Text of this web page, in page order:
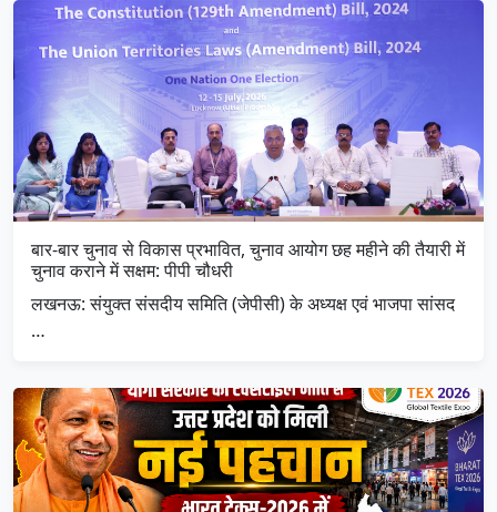
बार-बार चुनाव से विकास प्रभावित, चुनाव आयोग छह महीने की तैयारी में
चुनाव कराने में सक्षम: पीपी चौधरी
लखनऊ: संयुक्त संसदीय समिति (जेपीसी) के अध्यक्ष एवं भाजपा सांसद
…